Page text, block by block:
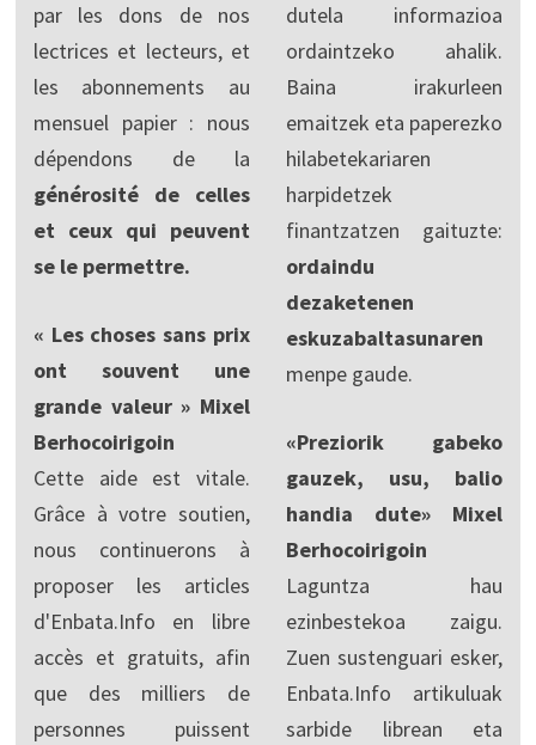
par les dons de nos
lectrices et lecteurs, et
les abonnements au
mensuel papier : nous
dépendons de la
générosité de celles
et ceux qui peuvent
se le permettre.
« Les choses sans prix
ont souvent une
grande valeur » Mixel
Berhocoirigoin
Cette aide est vitale.
Grâce à votre soutien,
nous continuerons à
proposer les articles
d'Enbata.Info en libre
accès et gratuits, afin
que des milliers de
personnes puissent
dutela informazioa
ordaintzeko ahalik.
Baina irakurleen
emaitzek eta paperezko
hilabetekariaren
harpidetzek
finantzatzen gaituzte:
ordaindu
dezaketenen
eskuzabaltasunaren
menpe gaude.
«Preziorik gabeko
gauzek, usu, balio
handia dute» Mixel
Berhocoirigoin
Laguntza hau
ezinbestekoa zaigu.
Zuen sustenguari esker,
Enbata.Info artikuluak
sarbide librean eta